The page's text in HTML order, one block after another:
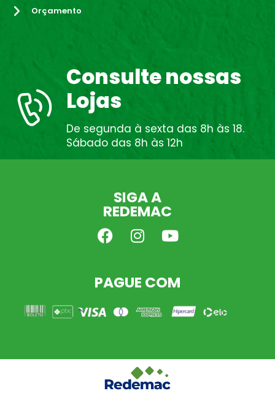
Orçamento
Consulte nossas
Lojas
De segunda à sexta das 8h às 18.
Sábado das 8h às 12h
SIGA A
REDEMAC
PAGUE COM